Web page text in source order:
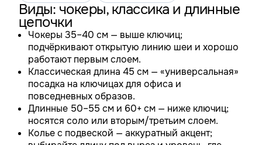
Виды: чокеры, классика и длинные
цепочки
Чокеры 35–40 см — выше ключиц;
подчёркивают открытую линию шеи и хорошо
работают первым слоем.
Классическая длина 45 см — «универсальная»
посадка на ключицах для офиса и
повседневных образов.
Длинные 50–55 см и 60+ см — ниже ключиц;
носятся соло или вторым/третьим слоем.
Колье с подвеской — аккуратный акцент;